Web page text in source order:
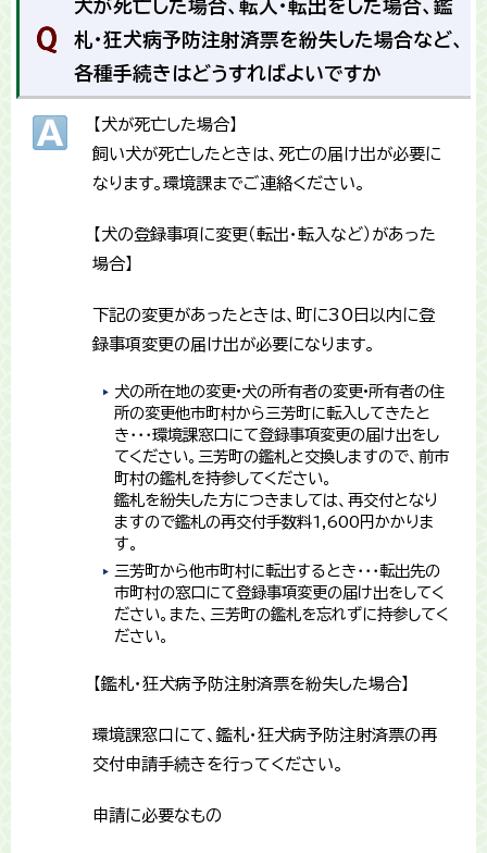
犬が死亡した場合、転入・転出をした場合、鑑
札・狂犬病予防注射済票を紛失した場合など、
各種手続きはどうすればよいですか
【犬が死亡した場合】
飼い犬が死亡したときは、死亡の届け出が必要に
なります。環境課までご連絡ください。
【犬の登録事項に変更（転出・転入など）があった
場合】
下記の変更があったときは、町に30日以内に登
録事項変更の届け出が必要になります。
犬の所在地の変更•犬の所有者の変更•所有者の住
所の変更他市町村から三芳町に転入してきたと
き・・・環境課窓口にて登録事項変更の届け出をし
てください。三芳町の鑑札と交換しますので、前市
町村の鑑札を持参してください。
鑑札を紛失した方につきましては、再交付となり
ますので鑑札の再交付手数料1,600円かかりま
す。
三芳町から他市町村に転出するとき・・・転出先の
市町村の窓口にて登録事項変更の届け出をしてく
ださい。また、三芳町の鑑札を忘れずに持参してく
ださい。
【鑑札・狂犬病予防注射済票を紛失した場合】
環境課窓口にて、鑑札・狂犬病予防注射済票の再
交付申請手続きを行ってください。
申請に必要なもの